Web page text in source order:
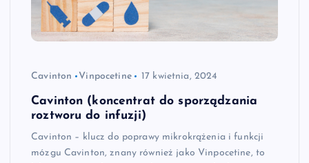
Cavinton Vinpocetine 17 kwietnia, 2024
Cavinton (koncentrat do sporządzania
roztworu do infuzji)
Cavinton – klucz do poprawy mikrokrążenia i funkcji
mózgu Cavinton, znany również jako Vinpocetine, to